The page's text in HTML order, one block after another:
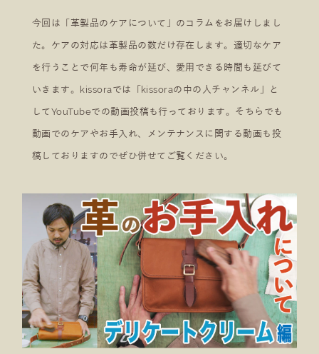
今回は「革製品のケアについて」のコラムをお届けしまし
た。ケアの対応は革製品の数だけ存在します。適切なケア
を行うことで何年も寿命が延び、愛用できる時間も延びて
いきます。kissoraでは「kissoraの中の人チャンネル」と
してYouTubeでの動画投稿も行っております。そちらでも
動画でのケアやお手入れ、メンテナンスに関する動画も投
稿しておりますのでぜひ併せてご覧ください。